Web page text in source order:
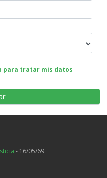
para tratar mis datos
- 16/05/69